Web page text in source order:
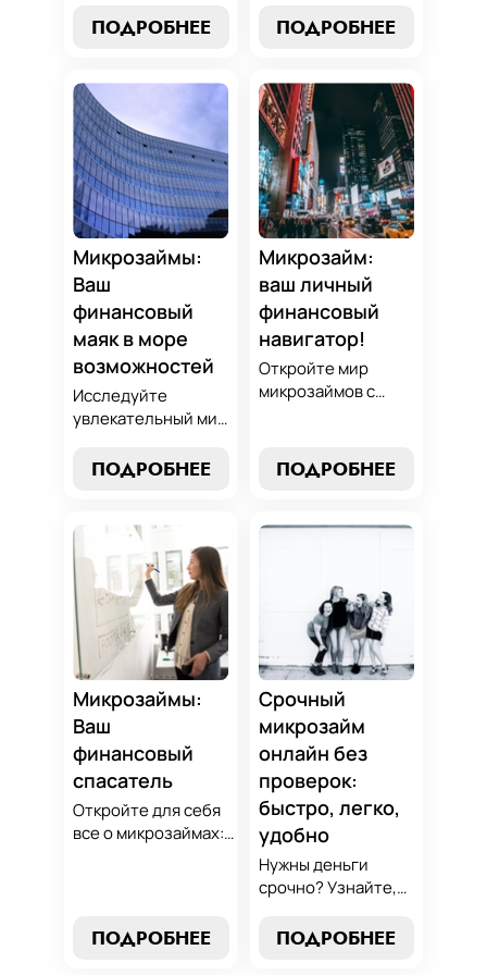
и узнайте, как
вариант,
разработать
стратегию
погашения и
обеспечить свою
финансовую
безопасность. Ваш
компас в мире
микрокредитов!
ПОДРОБНЕЕ
выбрать лучший
микрозайм,
стратегии
погашения и
обеспечить себе
финансовую
стабильность. Ваш
ключ к умным
финансам здесь!
ПОДРОБНЕЕ
Микрозаймы:
Ваш
финансовый
маяк в море
возможностей
Исследуйте
увлекательный мир
узнайте, как
вариант для ваших
нужд. Откройте
экспертные
стратегии
погашения и
сделайте
осознанный выбор,
который
поддержит вашу
финансовую
стабильность.
ПОДРОБНЕЕ
Микрозайм:
ваш личный
финансовый
навигатор!
Откройте мир
микрозаймов с
лучшие стратегии
погашения и
избежанию
финансово
грамотным с нами!
ПОДРОБНЕЕ
Микрозаймы:
Ваш
финансовый
спасатель
Откройте для себя
все о микрозаймах:
погашения. Наше
ПОДРОБНЕЕ
Срочный
микрозайм
онлайн без
проверок:
быстро, легко,
удобно
Нужны деньги
срочно? Узнайте,
срочный
ПОДРОБНЕЕ